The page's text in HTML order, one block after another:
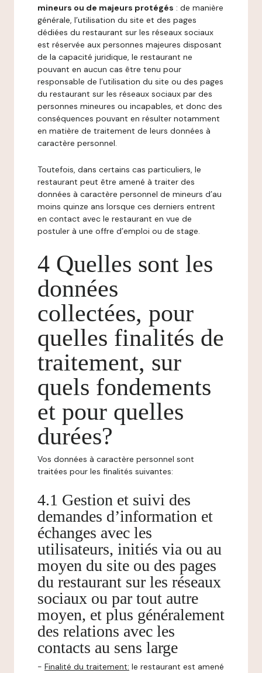
mineurs ou de majeurs protégés : de manière
générale, l’utilisation du site et des pages
dédiées du restaurant sur les réseaux sociaux
est réservée aux personnes majeures disposant
de la capacité juridique, le restaurant ne
pouvant en aucun cas être tenu pour
responsable de l’utilisation du site ou des pages
du restaurant sur les réseaux sociaux par des
personnes mineures ou incapables, et donc des
conséquences pouvant en résulter notamment
en matière de traitement de leurs données à
caractère personnel.
Toutefois, dans certains cas particuliers, le
restaurant peut être amené à traiter des
données à caractère personnel de mineurs d’au
moins quinze ans lorsque ces derniers entrent
en contact avec le restaurant en vue de
postuler à une offre d’emploi ou de stage.
4 Quelles sont les
données
collectées, pour
quelles finalités de
traitement, sur
quels fondements
et pour quelles
durées?
Vos données à caractère personnel sont
traitées pour les finalités suivantes:
4.1 Gestion et suivi des
demandes d’information et
échanges avec les
utilisateurs, initiés via ou au
moyen du site ou des pages
du restaurant sur les réseaux
sociaux ou par tout autre
moyen, et plus généralement
des relations avec les
contacts au sens large
- Finalité du traitement: le restaurant est amené